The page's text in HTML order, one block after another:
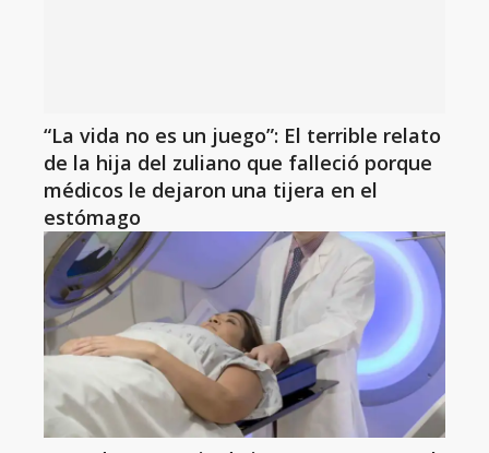
“La vida no es un juego”: El terrible relato
de la hija del zuliano que falleció porque
médicos le dejaron una tijera en el
estómago